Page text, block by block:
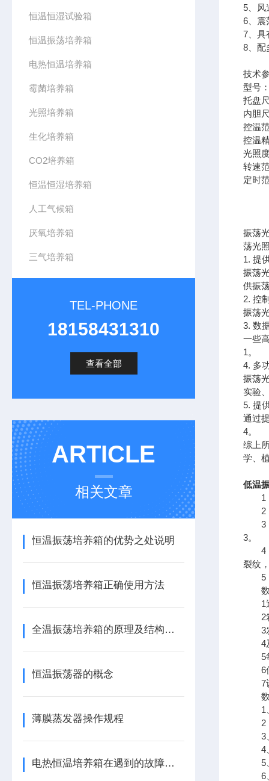
恒温恒湿试验箱
恒温振荡培养箱
电热恒温培养箱
霉菌培养箱
光照培养箱
生化培养箱
CO2培养箱
恒温恒湿培养箱
人工气候箱
厌氧培养箱
三气培养箱
TEL-PHONE
18158431310
查看全部
ARTICLE
相关文章
恒温振荡培养箱的优势之处说明
恒温振荡培养箱正确使用方法
全温振荡培养箱的原理及结构说明
恒温振荡器的概念
薄膜蒸发器操作规程
电热恒温培养箱在遇到的故障原因
5、风
6、震
7、具
8、配
技术
型号
托盘
内胆
控温
控温
光照
转速
定时
振荡
荡光
1. 提
振荡
供振
2. 控
振荡
3. 数
一些
1。
4. 多
振荡
实验
5. 提
通过
4。
综上
学、
低温
1．
2．
3．
3。
4．
裂纹
5．
数
1逐
2箱
3发
4及
5每
6使
7设
数
1、
2．
3、
4、
5、
6、